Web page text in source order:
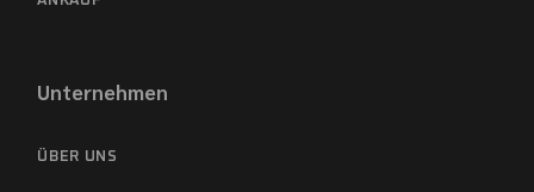
Unternehmen
ÜBER UNS